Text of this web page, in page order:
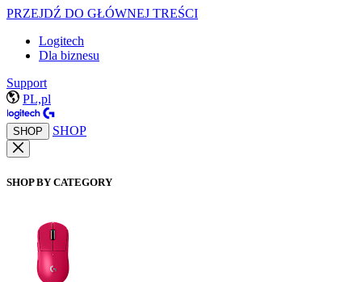
PRZEJDŹ DO GŁÓWNEJ TREŚCI
Logitech
Dla biznesu
Support
PL,pl
SHOP SHOP
SHOP BY CATEGORY